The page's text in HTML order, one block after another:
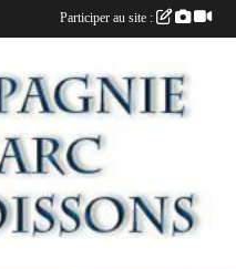
Participer au site :